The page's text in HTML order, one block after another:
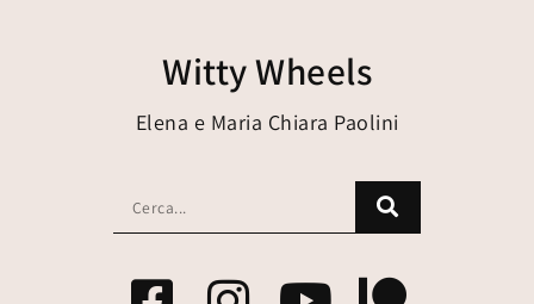
Witty Wheels
Elena e Maria Chiara Paolini